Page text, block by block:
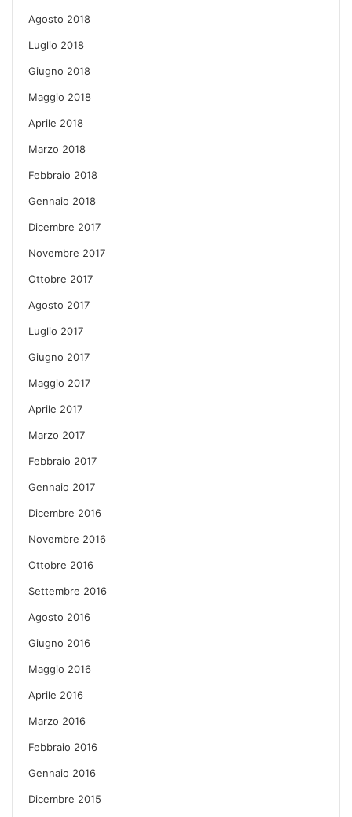
Agosto 2018
Luglio 2018
Giugno 2018
Maggio 2018
Aprile 2018
Marzo 2018
Febbraio 2018
Gennaio 2018
Dicembre 2017
Novembre 2017
Ottobre 2017
Agosto 2017
Luglio 2017
Giugno 2017
Maggio 2017
Aprile 2017
Marzo 2017
Febbraio 2017
Gennaio 2017
Dicembre 2016
Novembre 2016
Ottobre 2016
Settembre 2016
Agosto 2016
Giugno 2016
Maggio 2016
Aprile 2016
Marzo 2016
Febbraio 2016
Gennaio 2016
Dicembre 2015